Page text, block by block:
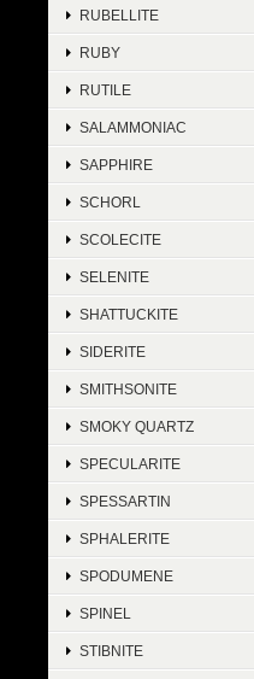
RUBELLITE
RUBY
RUTILE
SALAMMONIAC
SAPPHIRE
SCHORL
SCOLECITE
SELENITE
SHATTUCKITE
SIDERITE
SMITHSONITE
SMOKY QUARTZ
SPECULARITE
SPESSARTIN
SPHALERITE
SPODUMENE
SPINEL
STIBNITE